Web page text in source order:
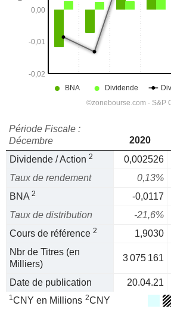
Période Fiscale :
Décembre
2020
Dividende / Action 2 0,002526
Taux de rendement
0,13%
BNA 2 -0,0117
Taux de distribution
-21,6%
Cours de référence 2 1,9030
Nbr de Titres (en
Milliers)
3 075 161
Date de publication 20.04.21
1CNY en Millions 2CNY